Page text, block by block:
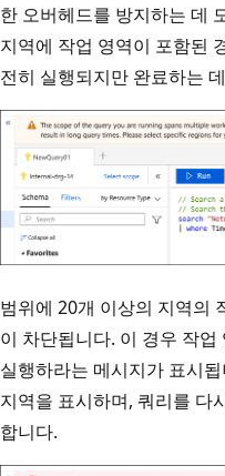
한 오버헤드를 방지하는 데
지역에 작업 영역이 포함된
전히 실행되지만 완료하는
범위에 20개 이상의 지역의
이 차단됩니다. 이 경우 작
실행하라는 메시지가 표시
지역을 표시하며, 쿼리를 다
합니다.